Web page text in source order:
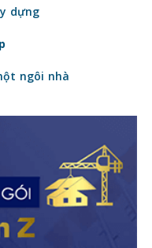
dựng
ngôi nhà